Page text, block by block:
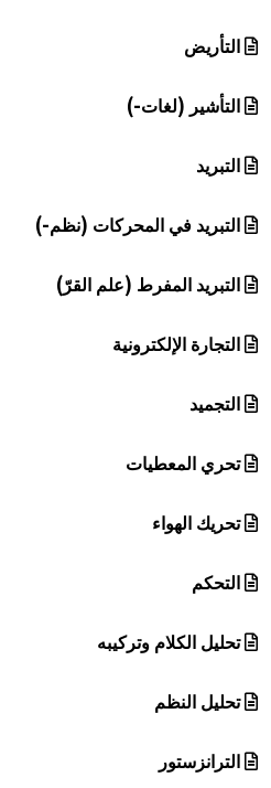
التأريض
التأشير (لغات-)
التبريد
التبريد في المحركات (نظم-)
التبريد المفرط (علم القرّ)
التجارة الإلكترونية
التجميد
تحري المعطيات
تحريك الهواء
التحكم
تحليل الكلام وتركيبه
تحليل النظم
الترانزستور